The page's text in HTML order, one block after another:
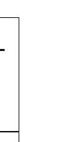
og